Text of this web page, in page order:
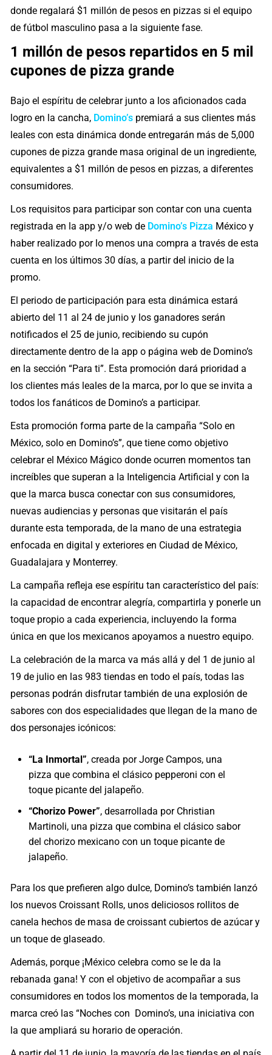
donde regalará $1 millón de pesos en pizzas si el equipo
de fútbol masculino pasa a la siguiente fase.
1 millón de pesos repartidos en 5 mil
cupones de pizza grande
Bajo el espíritu de celebrar junto a los aficionados cada
logro en la cancha, Domino’s premiará a sus clientes más
leales con esta dinámica donde entregarán más de 5,000
cupones de pizza grande masa original de un ingrediente,
equivalentes a $1 millón de pesos en pizzas, a diferentes
consumidores.
Los requisitos para participar son contar con una cuenta
registrada en la app y/o web de Domino’s Pizza México y
haber realizado por lo menos una compra a través de esta
cuenta en los últimos 30 días, a partir del inicio de la
promo.
El periodo de participación para esta dinámica estará
abierto del 11 al 24 de junio y los ganadores serán
notificados el 25 de junio, recibiendo su cupón
directamente dentro de la app o página web de Domino’s
en la sección “Para ti”. Esta promoción dará prioridad a
los clientes más leales de la marca, por lo que se invita a
todos los fanáticos de Domino’s a participar.
Esta promoción forma parte de la campaña “Solo en
México, solo en Domino’s”, que tiene como objetivo
celebrar el México Mágico donde ocurren momentos tan
increíbles que superan a la Inteligencia Artificial y con la
que la marca busca conectar con sus consumidores,
nuevas audiencias y personas que visitarán el país
durante esta temporada, de la mano de una estrategia
enfocada en digital y exteriores en Ciudad de México,
Guadalajara y Monterrey.
La campaña refleja ese espíritu tan característico del país:
la capacidad de encontrar alegría, compartirla y ponerle un
toque propio a cada experiencia, incluyendo la forma
única en que los mexicanos apoyamos a nuestro equipo.
La celebración de la marca va más allá y del 1 de junio al
19 de julio en las 983 tiendas en todo el país, todas las
personas podrán disfrutar también de una explosión de
sabores con dos especialidades que llegan de la mano de
dos personajes icónicos:
“La Inmortal”, creada por Jorge Campos, una
pizza que combina el clásico pepperoni con el
toque picante del jalapeño.
“Chorizo Power”, desarrollada por Christian
Martinoli, una pizza que combina el clásico sabor
del chorizo mexicano con un toque picante de
jalapeño.
Para los que prefieren algo dulce, Domino’s también lanzó
los nuevos Croissant Rolls, unos deliciosos rollitos de
canela hechos de masa de croissant cubiertos de azúcar y
un toque de glaseado.
Además, porque ¡México celebra como se le da la
rebanada gana! Y con el objetivo de acompañar a sus
consumidores en todos los momentos de la temporada, la
marca creó las “Noches con Domino’s, una iniciativa con
la que ampliará su horario de operación.